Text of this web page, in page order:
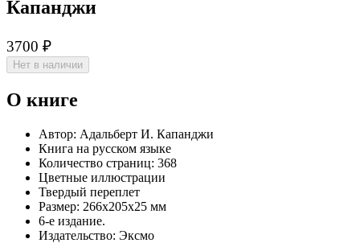
Капанджи
3700 ₽
Нет в наличии
О книге
Автор: Адальберт И. Капанджи
Книга на русском языке
Количество страниц: 368
Цветные иллюстрации
Твердый переплет
Размер: 266x205x25 мм
6-е издание.
Издательство: Эксмо